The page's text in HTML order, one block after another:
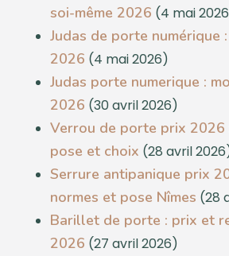
soi-même 2026 (4 mai
Judas de porte numérique
2026 (4 mai 2026)
Judas porte numerique :
2026 (30 avril 2026)
Verrou de porte prix 2026
pose et choix (28 avril
Serrure antipanique prix
normes et pose Nîmes (28
Barillet de porte : prix et
2026 (27 avril 2026)